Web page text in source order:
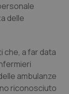
delle
che, a far data
ambulanze
riconosciuto